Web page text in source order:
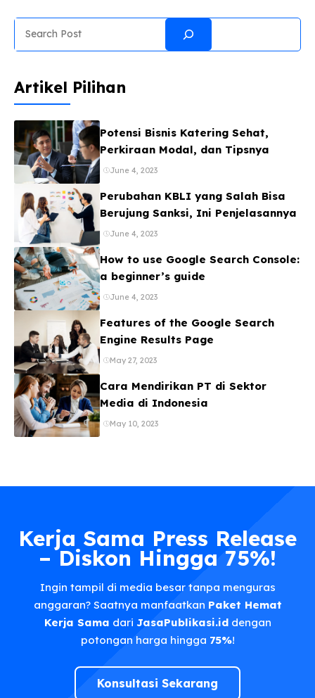
visual. Itulah sebabnya, pencarian mengenai tarhib
ramadhan 2026 poster mulai meningkat seiring kita
Search
Artikel Pilihan
Potensi Bisnis Katering Sehat,
Perkiraan Modal, dan Tipsnya
June 4, 2023
Perubahan KBLI yang Salah Bisa
Berujung Sanksi, Ini Penjelasannya
June 4, 2023
How to use Google Search Console:
a beginner’s guide
June 4, 2023
Features of the Google Search
Engine Results Page
May 27, 2023
Cara Mendirikan PT di Sektor
Media di Indonesia
May 10, 2023
Kerja Sama Press Release
– Diskon Hingga 75%!
Ingin tampil di media besar tanpa menguras
anggaran? Saatnya manfaatkan Paket Hemat
Kerja Sama dari JasaPublikasi.iddengan
potongan harga hingga 75%!
Konsultasi Sekarang